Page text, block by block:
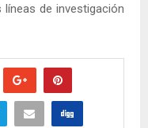
de investigación